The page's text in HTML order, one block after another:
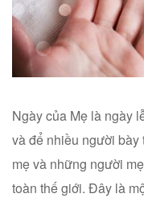
Ngày của Mẹ là ngày
và để nhiều người
mẹ và những người
toàn thế giới. Đây là